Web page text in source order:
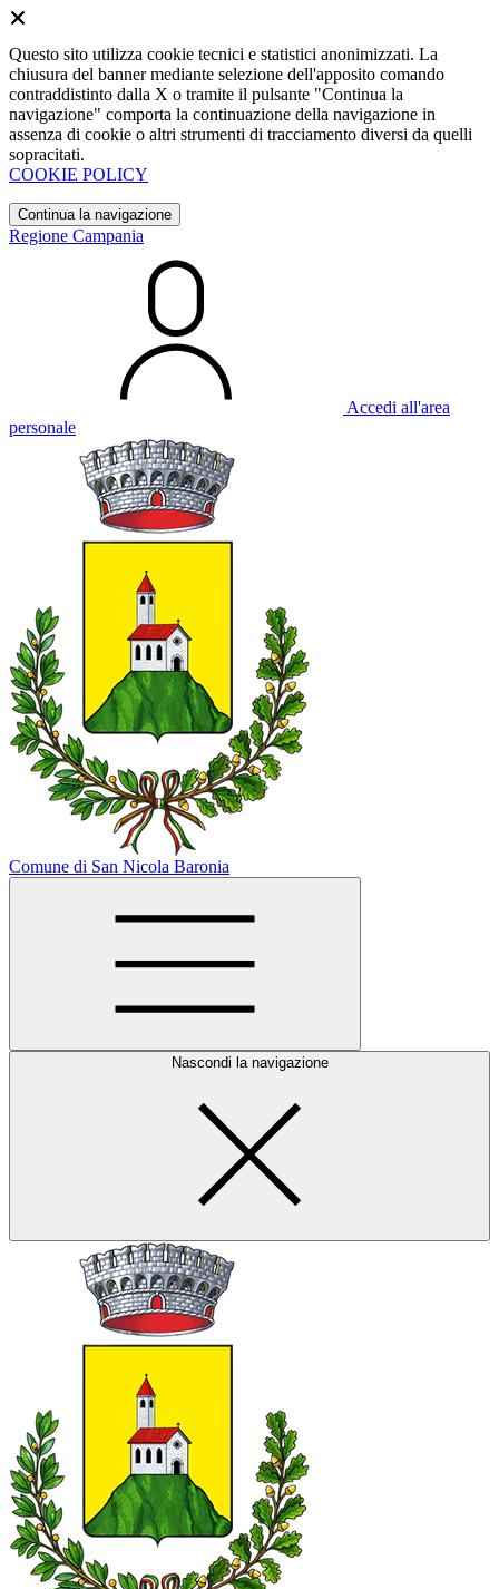
Questo sito utilizza cookie tecnici e statistici anonimizzati. La
chiusura del banner mediante selezione dell'apposito comando
contraddistinto dalla X o tramite il pulsante "Continua la
navigazione" comporta la continuazione della navigazione in
assenza di cookie o altri strumenti di tracciamento diversi da quelli
sopracitati.
COOKIE POLICY
Continua la navigazione
Regione Campania
Accedi all'area
personale
Comune di San Nicola Baronia
Nascondi la navigazione